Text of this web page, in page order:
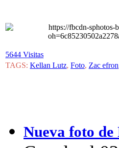
5644 Visitas
TAGS: Kellan Lutz, Foto, Zac efron
Nueva foto